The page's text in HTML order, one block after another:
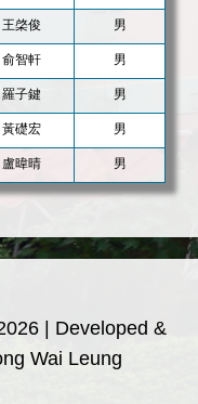
王棨俊 男
俞智軒 男
羅子鍵 男
黃礎宏 男
盧暐晴 男
| Developed &
Wai Leung